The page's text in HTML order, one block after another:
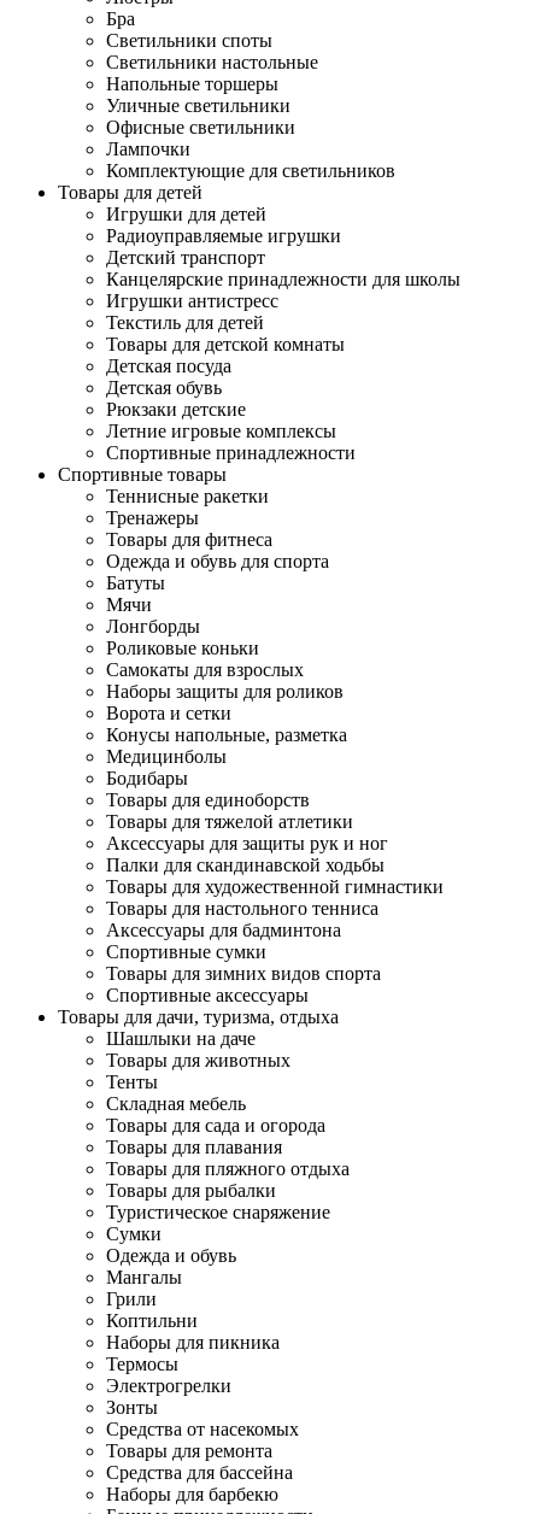
Бра
Светильники споты
Светильники настольные
Напольные торшеры
Уличные светильники
Офисные светильники
Лампочки
Комплектующие для светильников
Товары для детей
Игрушки для детей
Радиоуправляемые игрушки
Детский транспорт
Канцелярские принадлежности для школы
Игрушки антистресс
Текстиль для детей
Товары для детской комнаты
Детская посуда
Детская обувь
Рюкзаки детские
Летние игровые комплексы
Спортивные принадлежности
Спортивные товары
Теннисные ракетки
Тренажеры
Товары для фитнеса
Одежда и обувь для спорта
Батуты
Мячи
Лонгборды
Роликовые коньки
Самокаты для взрослых
Наборы защиты для роликов
Ворота и сетки
Конусы напольные, разметка
Медицинболы
Бодибары
Товары для единоборств
Товары для тяжелой атлетики
Аксессуары для защиты рук и ног
Палки для скандинавской ходьбы
Товары для художественной гимнастики
Товары для настольного тенниса
Аксессуары для бадминтона
Спортивные сумки
Товары для зимних видов спорта
Спортивные аксессуары
Товары для дачи, туризма, отдыха
Шашлыки на даче
Товары для животных
Тенты
Складная мебель
Товары для сада и огорода
Товары для плавания
Товары для пляжного отдыха
Товары для рыбалки
Туристическое снаряжение
Сумки
Одежда и обувь
Мангалы
Грили
Коптильни
Наборы для пикника
Термосы
Электрогрелки
Зонты
Средства от насекомых
Товары для ремонта
Средства для бассейна
Наборы для барбекю